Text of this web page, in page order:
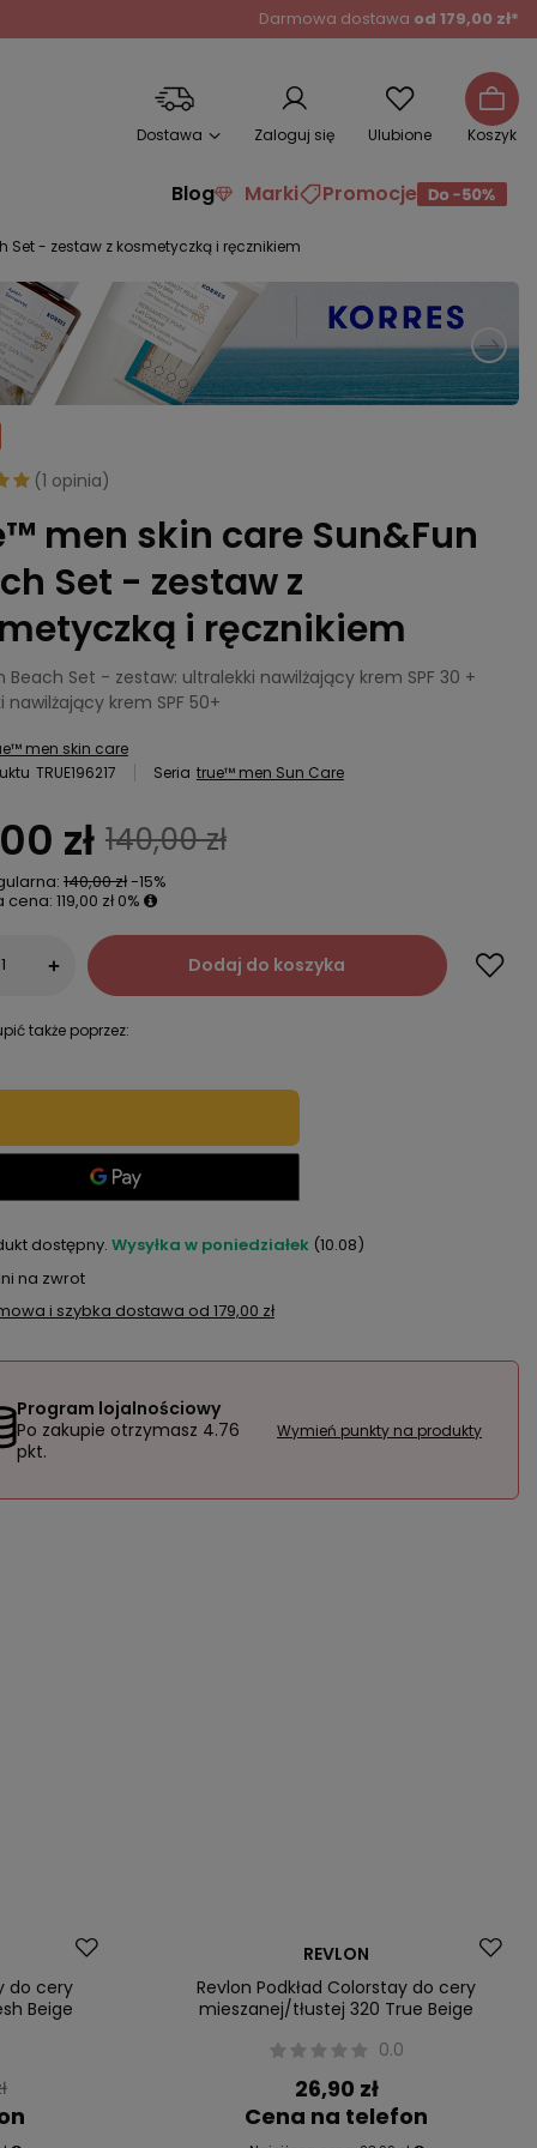
Darmowa dostawa od 179,00 zł*
Dostawa Zaloguj się Ulubione Koszyk
Blog Marki Promocje
Set - zestaw z kosmetyczką i ręcznikiem
(1 opinia)
men skin care Sun&Fun
Set - zestaw z
i ręcznikiem
Beach Set - zestaw: ultralekki nawilżający krem SPF 30 +
nawilżający krem SPF 50+
men skin care
TRUE196217 Seria true™ men Sun Care
zł 140,00 zł
140,00 zł-15%
cena: 119,00 zł 0%
+ Dodaj do koszyka
także poprzez:
dostępny Wysyłka w poniedziałek (10.08)
na zwrot
i szybka dostawa od 179,00 zł
Program lojalnościowy
Po zakupie otrzymasz 4.76
pkt.
Wymień punkty na produkty
do cery
Beige
REVLON
Revlon Podkład Colorstay do cery
mieszanej/tłustej 320 True Beige
0.0
26,90 zł
Cena na telefon